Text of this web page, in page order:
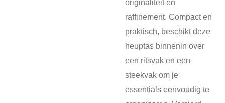
originaliteit en
raffinement. Compact en
praktisch, beschikt deze
heuptas binnenin over
een ritsvak en een
steekvak om je
essentials eenvoudig te